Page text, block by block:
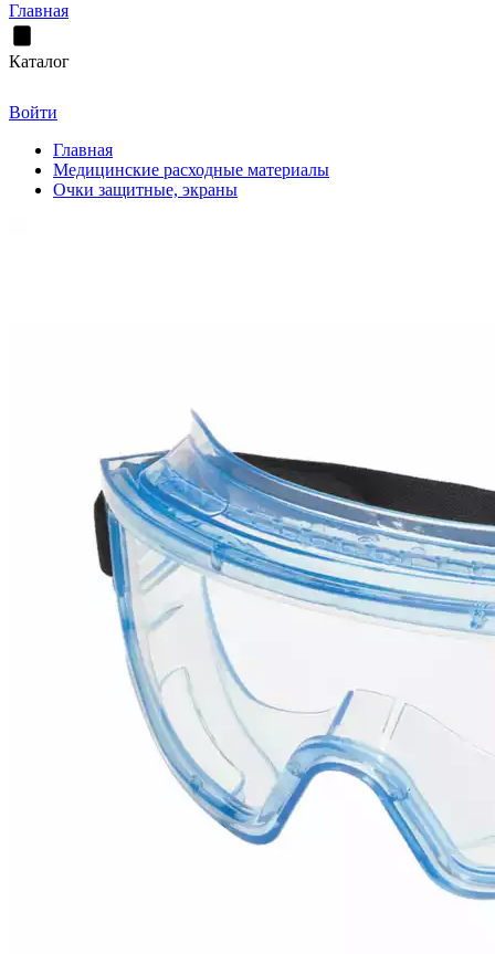
Главная
Каталог
Войти
Главная
Медицинские расходные материалы
Очки защитные, экраны